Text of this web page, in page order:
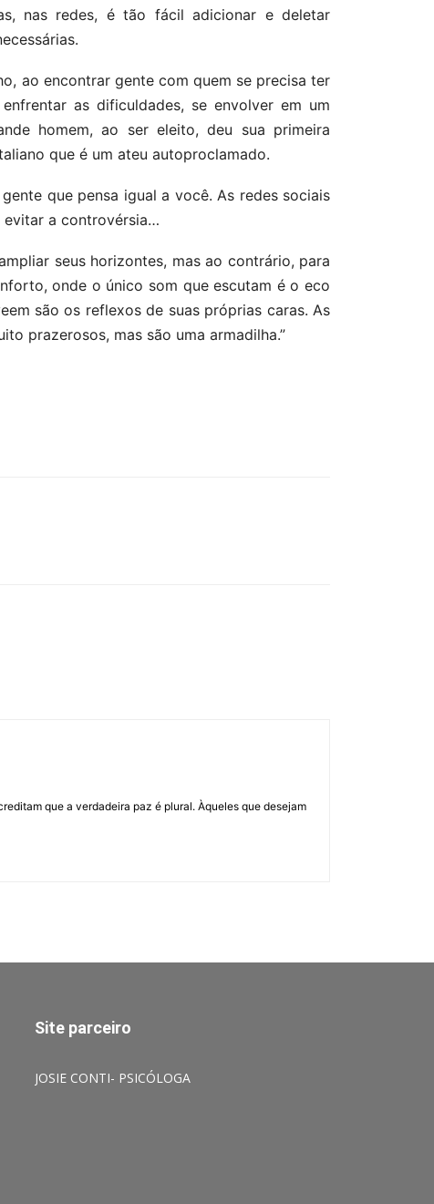
nas redes, é tão fácil adicionar e deletar
ao encontrar gente com quem se precisa ter
as dificuldades, se envolver em um
homem, ao ser eleito, deu sua primeira
que é um ateu autoproclamado.
que pensa igual a você. As redes sociais
evitar a controvérsia…
seus horizontes, mas ao contrário, para
onde o único som que escutam é o eco
são os reflexos de suas próprias caras. As
prazerosos, mas são uma armadilha.”
que a verdadeira paz é plural. Àqueles que desejam
Site parceiro
JOSIE CONTI- PSICÓLOGA